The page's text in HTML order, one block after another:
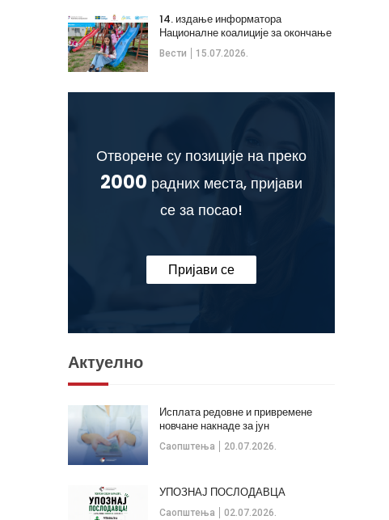
Вести 15.07.2026.
14. издање информатора
Националне коалиције за окончање
дечијих бракова
Отворене су позиције на преко
2000 радних места, пријави
се за посао!
Пријави се
Актуелно
Саопштења 20.07.2026.
Исплата редовне и привремене
новчане накнаде за јун
Саопштења 02.07.2026.
УПОЗНАЈ ПОСЛОДАВЦА